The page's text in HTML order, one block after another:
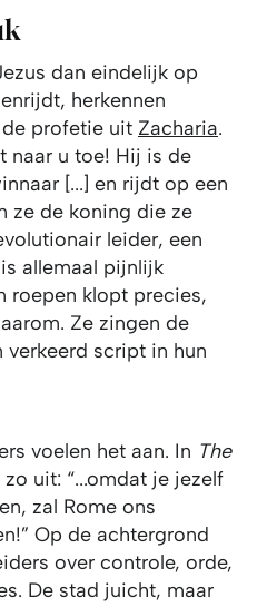
dan eindelijk op
herkennen
profetie uit Zacharia.
naar u toe! Hij is de
[...] en rijdt op een
ze de koning die ze
leider, een
allemaal pijnlijk
roepen klopt precies,
Ze zingen de
verkeerd script in hun
voelen het aan. In The
uit: “...omdat je jezelf
zal Rome ons
Op de achtergrond
over controle, orde,
De stad juicht, maar